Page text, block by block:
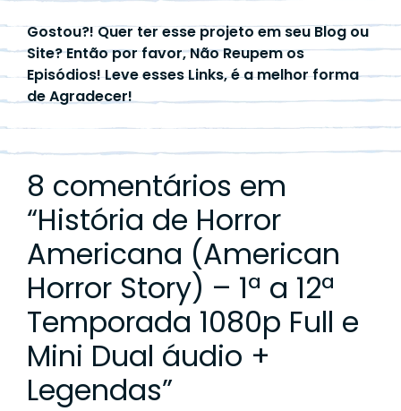
Gostou?! Quer ter esse projeto em seu Blog ou
Site? Então por favor, Não Reupem os
Episódios! Leve esses Links, é a melhor forma
de Agradecer!
8 comentários em
“História de Horror
Americana (American
Horror Story) – 1ª a 12ª
Temporada 1080p Full e
Mini Dual áudio +
Legendas”